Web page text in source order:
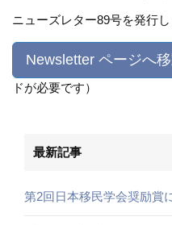
ニューズレター89号を発行し
Newsletter ページへ
ドが必要です）
最新記事
第2回日本移民学会奨励賞